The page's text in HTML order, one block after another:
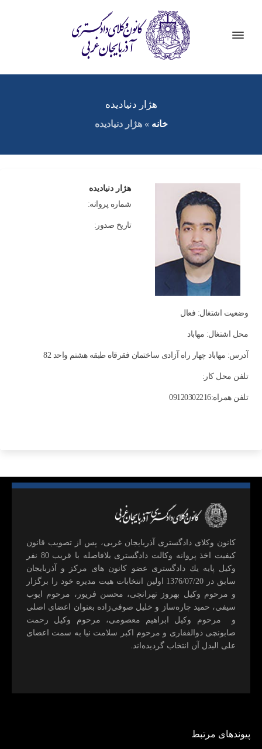
هژار دنیادیده
خانه »هژار دنیادیده
هژار دنیادیده
شماره پروانه:
تاریخ صدور:
وضعیت اشتغال: فعال
محل اشتغال: مهاباد
آدرس: مهاباد چهار راه آزادی ساختمان فقرقاه طبقه هشتم واحد 82
تلفن محل کار:
تلفن همراه:09120302216
كانون وكلای دادگستری آذربايجان غربی، پس از تصويب قانون
كيفيت اخذ پروانه وكالت دادگستری بلافاصله با قريب 80 نفر
وكيل پايه يك دادگستری عضو كانون های مركز و آذربايجان
سابق در 1376/07/20 اولين انتخابات هيت مديره خود را برگزار
و مرحوم وکیل بهروز تهرانچی، محسن فريور، مرحوم ايوب
سيفی، حميد چاره‌ساز و خليل صوفی‌زاده بعنوان اعضای اصلی
و مرحوم وکیل ابراهيم معصومی، مرحوم وکیل رحمت
صابونچی ذوالفقاری و مرحوم اكبر سلامت نيا به سمت اعضای
علی البدل آن انتخاب گرديده‌اند.
پیوندهای مرتبط